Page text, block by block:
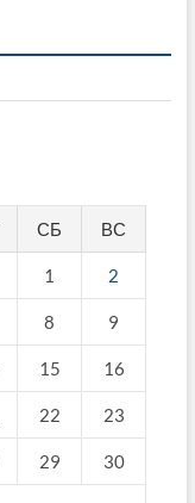
СБ ВС
1 2
8 9
15 16
22 23
29 30